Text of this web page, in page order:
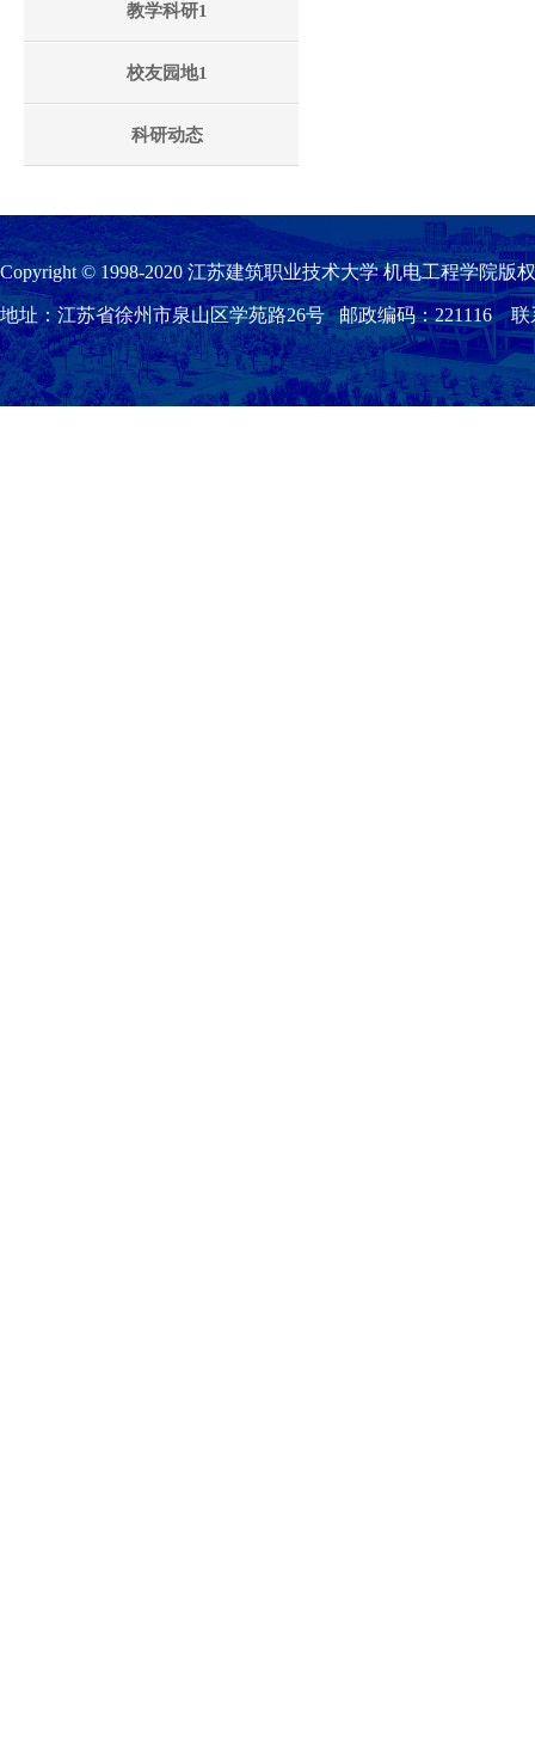
教学科研1
校友园地1
科研动态
Copyright © 1998-2020 江苏建筑职业技术大学 机电工程学院版
地址：江苏省徐州市泉山区学苑路26号 邮政编码：221116 联